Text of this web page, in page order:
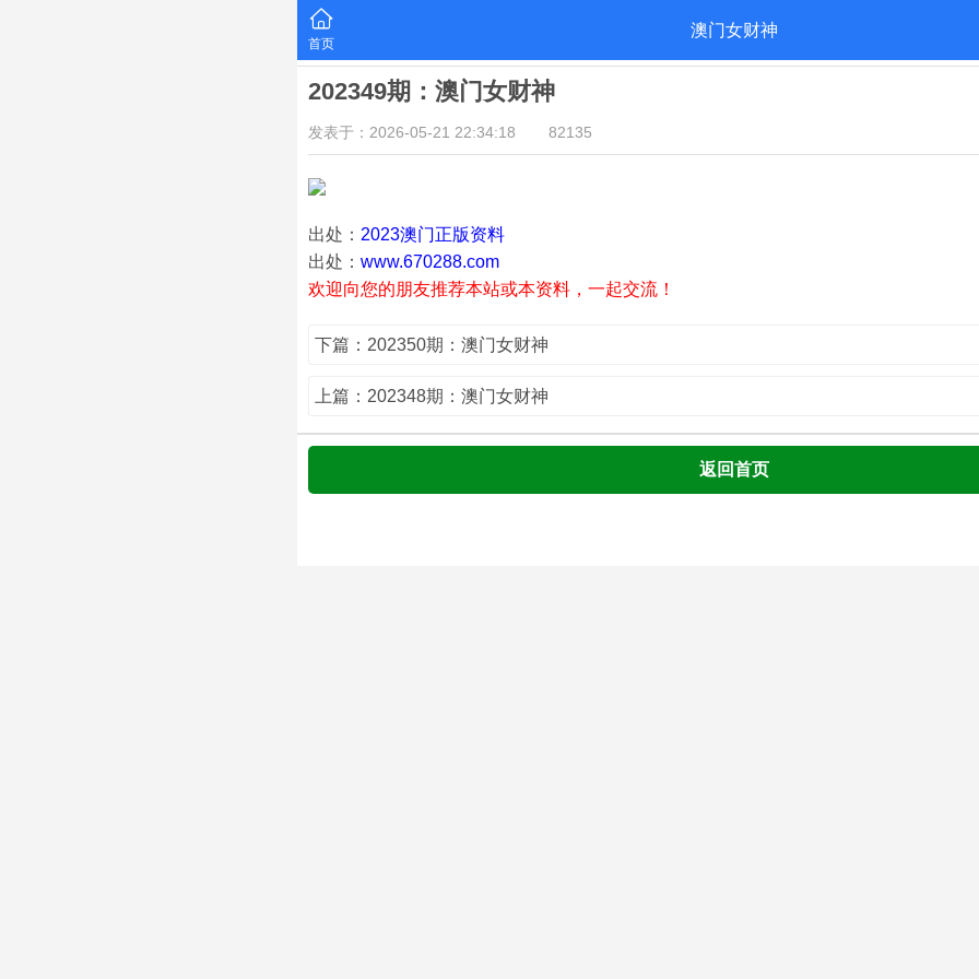
首页
澳门女财神
202349期：澳门女财神
发表于：2026-05-21 22:34:18 82135
出处： 2023澳门正版资料
出处： www.670288.com
欢迎向您的朋友推荐本站或本资料，一起交流！
下篇：202350期：澳门女财神
上篇：202348期：澳门女财神
返回首页